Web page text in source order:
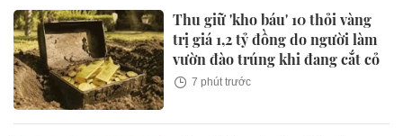
Thu giữ 'kho báu' 10 thỏi vàng
trị giá 1,2 tỷ đồng do người làm
vườn đào trúng khi đang cắt cỏ
7 phút trước